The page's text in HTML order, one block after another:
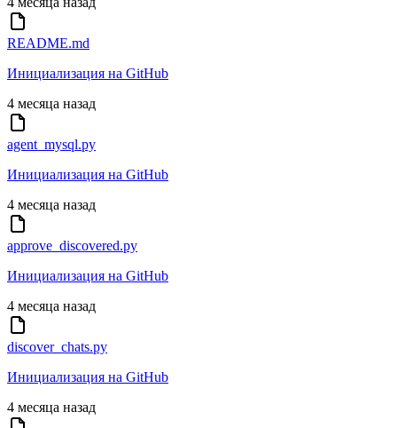
README.md
Инициализация на GitHub
4 месяца назад
agent_mysql.py
Инициализация на GitHub
4 месяца назад
approve_discovered.py
Инициализация на GitHub
4 месяца назад
discover_chats.py
Инициализация на GitHub
4 месяца назад